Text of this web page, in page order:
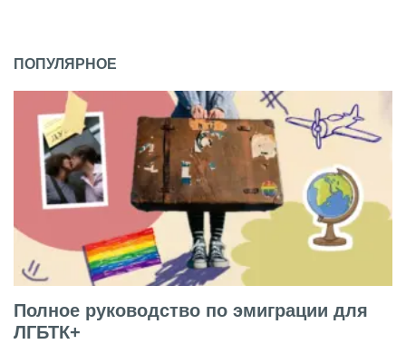
ПОПУЛЯРНОЕ
Полное руководство по эмиграции для
ЛГБТК+